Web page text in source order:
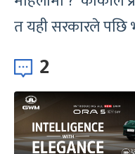
त यही सरकारले पछि
2